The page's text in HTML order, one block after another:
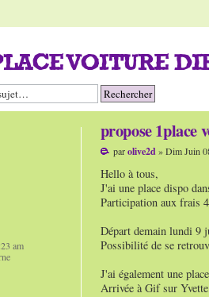
VOITURE
propose 1place
parolive2d » Dim Juin
Hello à tous,
J'ai une place dispo
Participation aux frais
Départ demain lundi 9
Possibilité de se
J'ai également une
Arrivée à Gif sur
am